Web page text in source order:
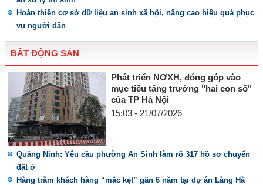
Hoàn thiện cơ sở dữ liệu an sinh xã hội, nâng cao hiệu quả phục
vụ người dân
BẤT ĐỘNG SẢN
Phát triển NƠXH, đóng góp vào
mục tiêu tăng trưởng "hai con số"
của TP Hà Nội
15:03 - 21/07/2026
Quảng Ninh: Yêu cầu phường An Sinh làm rõ 317 hồ sơ chuyển
đất ở
Hàng trăm khách hàng “mắc kẹt” gần 6 năm tại dự án Làng Hà